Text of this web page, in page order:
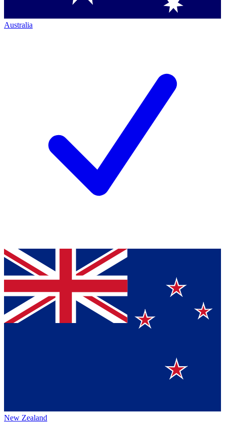
Australia
New Zealand